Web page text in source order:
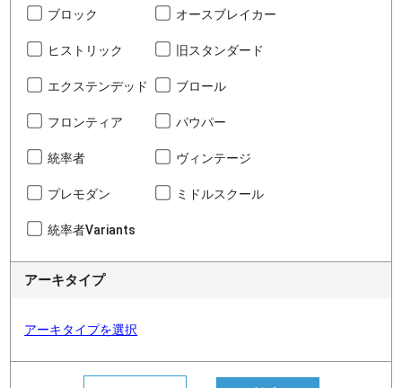
ブロック オースブレイカー
ヒストリック 旧スタンダード
エクステンデッド ブロール
フロンティア パウパー
統率者 ヴィンテージ
プレモダン ミドルスクール
統率者Variants
アーキタイプ
アーキタイプを選択